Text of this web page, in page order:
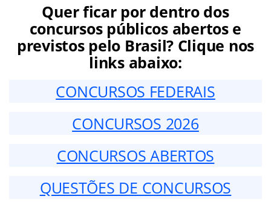
Quer ficar por dentro dos
concursos públicos abertos e
previstos pelo Brasil? Clique nos
links abaixo:
CONCURSOS FEDERAIS
CONCURSOS 2026
CONCURSOS ABERTOS
QUESTÕES DE CONCURSOS